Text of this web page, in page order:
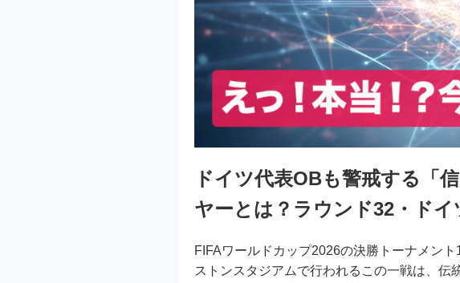
ドイツ代表OBも警戒する「
ヤーとは？ラウンド32・ド
FIFAワールドカップ2026の決勝トーナメント
ストンスタジアムで行われるこの一戦は、伝